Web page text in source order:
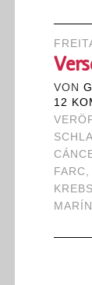
VON
12
FARC,
KREBS
MARÍN